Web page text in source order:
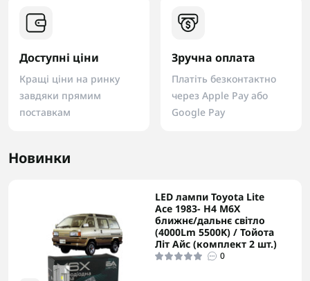
Доступні ціни
Кращі ціни на ринку
завдяки прямим
поставкам
Зручна оплата
Платіть безконтактно
через Apple Pay або
Google Pay
Новинки
LED лампи Toyota Lite
Ace 1983- H4 M6X
ближнє/дальнє світло
(4000Lm 5500K) / Тойота
Літ Айс (комплект 2 шт.)
0